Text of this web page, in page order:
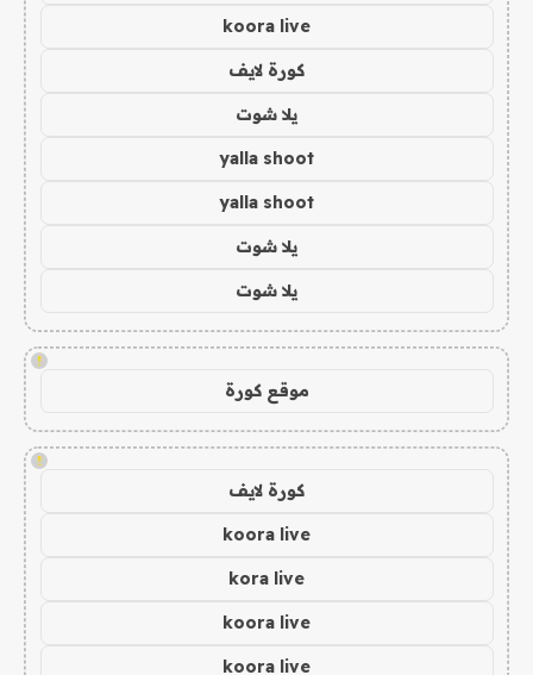
koora live
كورة لايف
يلا شوت
yalla shoot
yalla shoot
يلا شوت
يلا شوت
!
موقع كورة
!
كورة لايف
koora live
kora live
koora live
koora live